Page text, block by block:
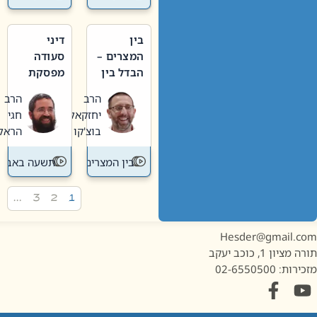
בין
המצרים –
הבדל בין
חדשה
לישנה
הרב
יחזקאל
בוצ'קו
בין המצרים
דיני
סעודה
מפסקת
תשעה
באב
הרב
חגי
הראל
תשעה באב
1, כוכב יעקב
02-6550500